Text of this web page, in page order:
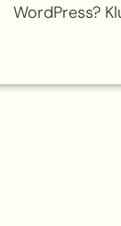
WordPress?